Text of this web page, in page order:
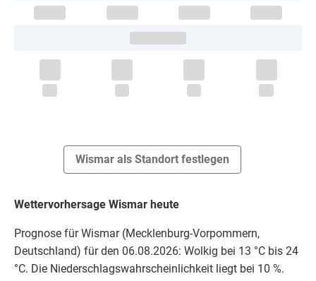
Wismar als Standort festlegen
Wettervorhersage Wismar heute
Prognose für Wismar (Mecklenburg-Vorpommern,
Deutschland) für den 06.08.2026: Wolkig bei 13 °C bis 24
°C. Die Niederschlagswahrscheinlichkeit liegt bei 10 %.